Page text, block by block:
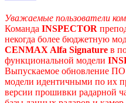
Уважаемые пользователи
Команда INSPECTOR
некогда более бюджетную
CENMAX Alfa Signature в
функциональной модели
Выпускаемое обновление ПО
модели идентичными по их
версии прошивки радарной